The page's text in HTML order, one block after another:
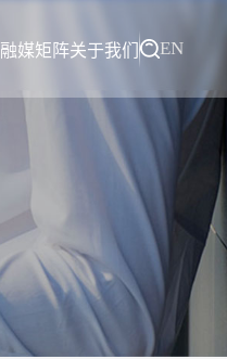
融媒矩阵关于我们 EN